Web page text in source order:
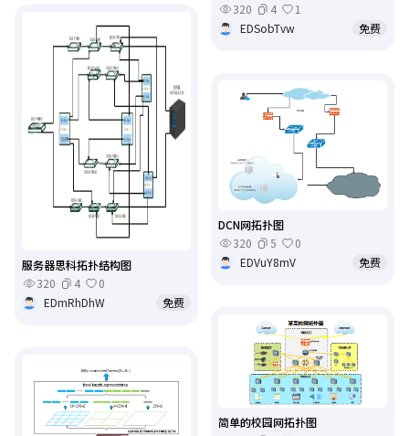
320
4
1
EDSobTvw
免费
服务器思科拓扑结构图
320
4
0
EDmRhDhW
免费
DCN网拓扑图
320
5
0
EDVuY8mV
免费
简单的校园网拓扑图